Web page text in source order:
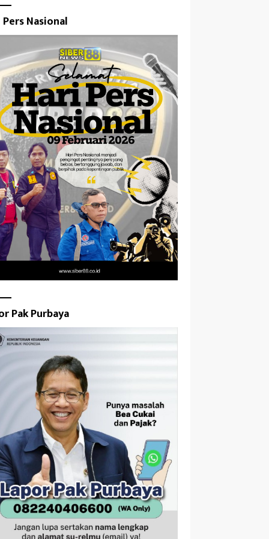
Nasional
Pak Purbaya